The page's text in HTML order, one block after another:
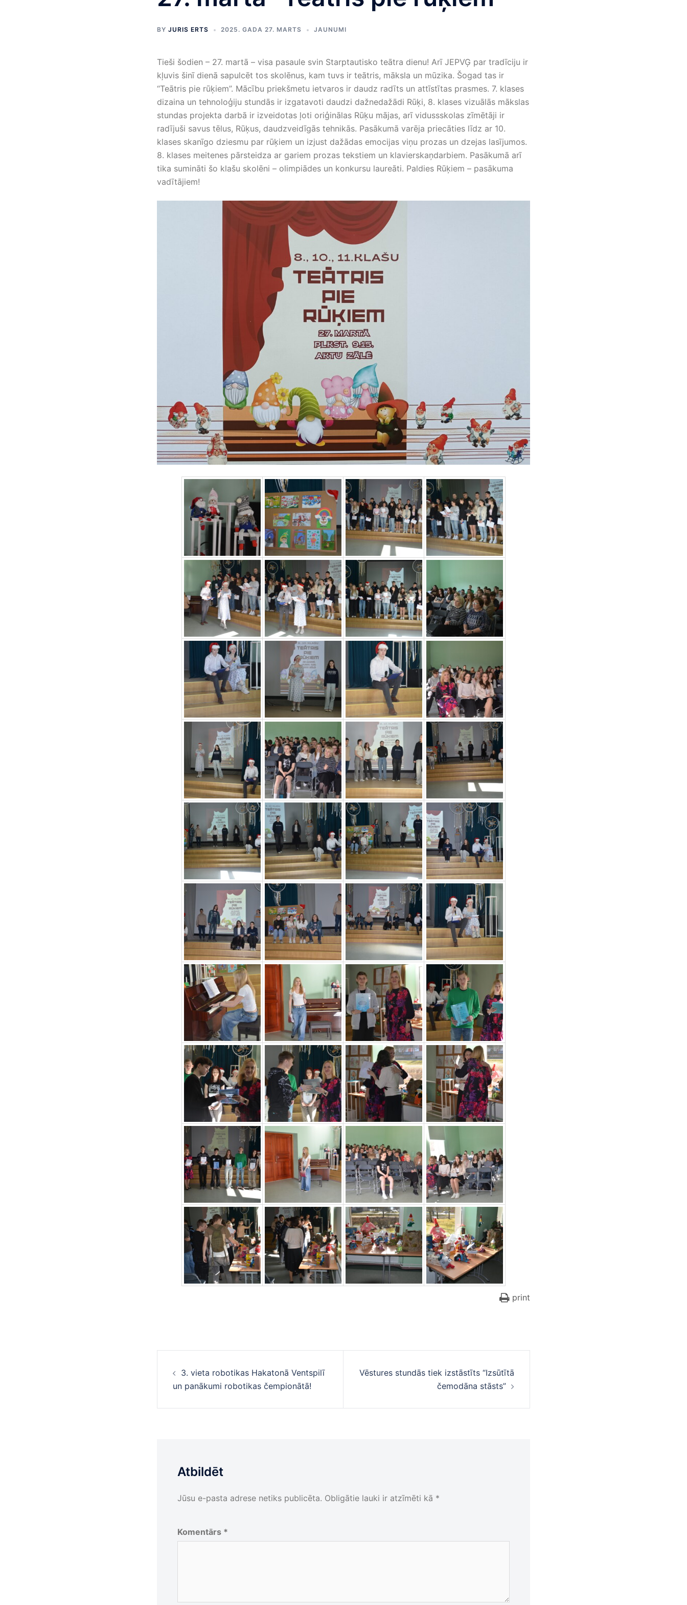
BY JURIS ERTS 2025. GADA 27. MARTS JAUNUMI
Tieši šodien – 27. martā – visa pasaule svin Starptautisko teātra dienu! Arī JEPVĢ par tradīciju ir
kļuvis šinī dienā sapulcēt tos skolēnus, kam tuvs ir teātris, māksla un mūzika. Šogad tas ir
“Teātris pie rūķiem”. Mācību priekšmetu ietvaros ir daudz radīts un attīstītas prasmes. 7. klases
dizaina un tehnoloģiju stundās ir izgatavoti daudzi dažnedažādi Rūķi, 8. klases vizuālās mākslas
stundas projekta darbā ir izveidotas ļoti oriģinālas Rūķu mājas, arī vidussskolas zīmētāji ir
radījuši savus tēlus, Rūķus, daudzveidīgās tehnikās. Pasākumā varēja priecāties līdz ar 10.
klases skanīgo dziesmu par rūķiem un izjust dažādas emocijas viņu prozas un dzejas lasījumos.
8. klases meitenes pārsteidza ar gariem prozas tekstiem un klavierskaņdarbiem. Pasākumā arī
tika sumināti šo klašu skolēni – olimpiādes un konkursu laureāti. Paldies Rūķiem – pasākuma
vadītājiem!
print
navigācija
3. vieta robotikas Hakatonā Ventspilī
un panākumi robotikas čempionātā!
Vēstures stundās tiek izstāstīts “Izsūtītā
čemodāna stāsts”
Atbildēt
Jūsu e-pasta adrese netiks publicēta. Obligātie lauki ir atzīmēti kā *
Komentārs *